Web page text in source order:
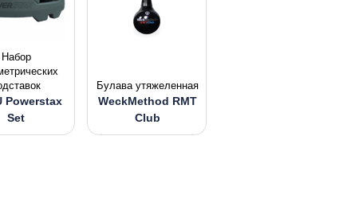
Набор
Powerstax
Set
Булава утяжеленная
WeckMethod RMT
Club